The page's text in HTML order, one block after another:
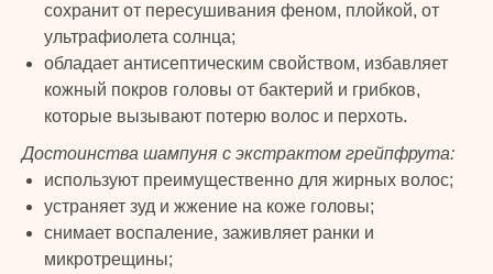
сохранит от пересушивания феном, плойкой, от
ультрафиолета солнца;
обладает антисептическим свойством, избавляет
кожный покров головы от бактерий и грибков,
которые вызывают потерю волос и перхоть.
Достоинства шампуня с экстрактом грейпфрута:
используют преимущественно для жирных волос;
устраняет зуд и жжение на коже головы;
снимает воспаление, заживляет ранки и
микротрещины;